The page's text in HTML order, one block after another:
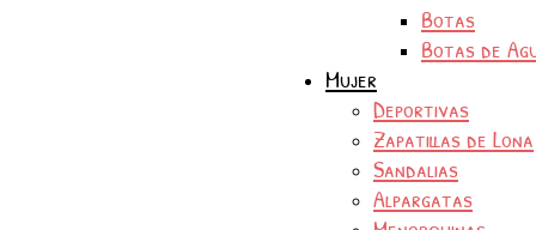
Botas
Botas de
Mujer
Deportivas
Zapatillas de Lona
Sandalias
Alpargatas